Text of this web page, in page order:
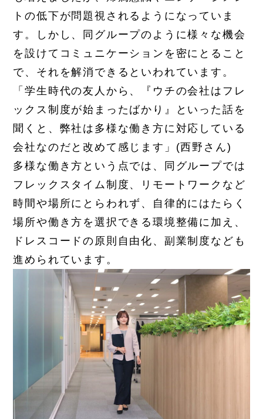
トの低下が問題視されるようになっていま
す。しかし、同グループのように様々な機会
を設けてコミュニケーションを密にとること
で、それを解消できるといわれています。
「学生時代の友人から、『ウチの会社はフレ
ックス制度が始まったばかり』といった話を
聞くと、弊社は多様な働き方に対応している
会社なのだと改めて感じます」(西野さん)
多様な働き方という点では、同グループでは
フレックスタイム制度、リモートワークなど
時間や場所にとらわれず、自律的にはたらく
場所や働き方を選択できる環境整備に加え、
ドレスコードの原則自由化、副業制度なども
進められています。